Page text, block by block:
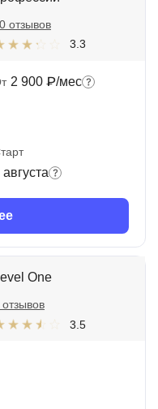
3.3
отзывов
2 900 ₽/мес
августа
One
3.5